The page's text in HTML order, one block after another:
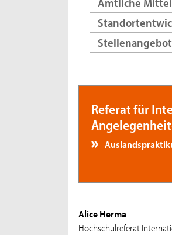
Referat für
Alice Herma
Hochschulreferat